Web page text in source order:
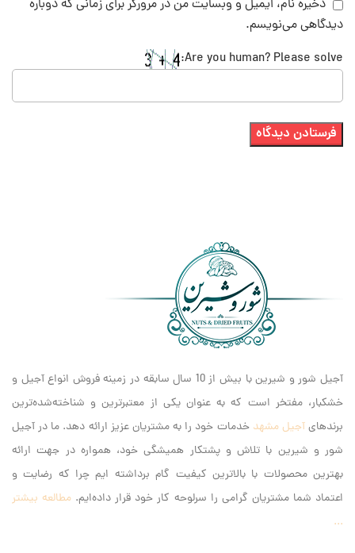
ذخیره نام، ایمیل و وبسایت من در مرورگر برای زمانی که دوباره
دیدگاهی می‌نویسم.
Are you human? Please solve:
آجیل شور و شیرین با بیش از 10 سال سابقه در زمینه فروش انواع آجیل و
خشکبار، مفتخر است که به عنوان یکی از معتبرترین و شناخته‌شده‌ترین
برندهایآجیل مشهد خدمات خود را به مشتریان عزیز ارائه دهد. ما در آجیل
شور و شیرین با تلاش و پشتکار همیشگی خود، همواره در جهت ارائه
بهترین محصولات با بالاترین کیفیت گام برداشته ایم‌ چرا که رضایت و
اعتماد شما مشتریان گرامی را سرلوحه کار خود قرار داده‌ایم. مطالعه بیشتر
...